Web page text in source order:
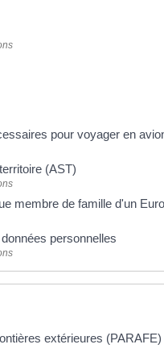
pour voyager en
(AST)
membre de famille d'un
personnelles
extérieures (PARAFE)